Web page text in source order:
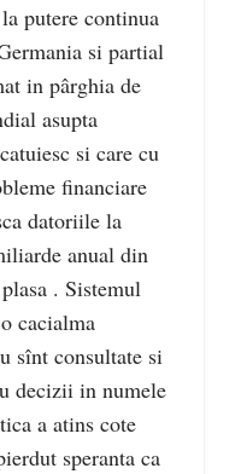
putere continua
si partial
in pârghia de
asupta
si care cu
financiare
datoriile la
anual din
. Sistemul
cacialma
sînt consultate si
decizii in numele
a atins cote
speranta ca